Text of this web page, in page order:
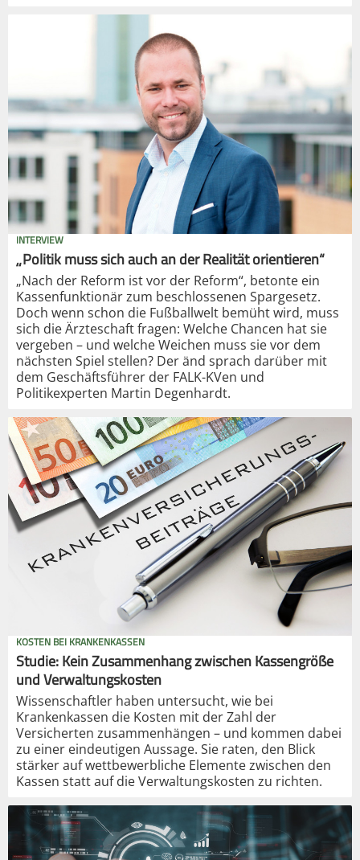
INTERVIEW
„Politik muss sich auch an der Realität orientieren“
„Nach der Reform ist vor der Reform“, betonte ein
Kassenfunktionär zum beschlossenen Spargesetz.
Doch wenn schon die Fußballwelt bemüht wird, muss
sich die Ärzteschaft fragen: Welche Chancen hat sie
vergeben – und welche Weichen muss sie vor dem
nächsten Spiel stellen? Der änd sprach darüber mit
dem Geschäftsführer der FALK-KVen und
Politikexperten Martin Degenhardt.
KOSTEN BEI KRANKENKASSEN
Studie: Kein Zusammenhang zwischen Kassengröße
und Verwaltungskosten
Wissenschaftler haben untersucht, wie bei
Krankenkassen die Kosten mit der Zahl der
Versicherten zusammenhängen – und kommen dabei
zu einer eindeutigen Aussage. Sie raten, den Blick
stärker auf wettbewerbliche Elemente zwischen den
Kassen statt auf die Verwaltungskosten zu richten.